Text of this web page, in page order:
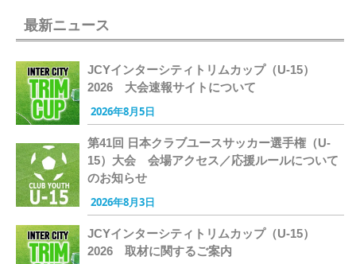
最新ニュース
JCYインターシティトリムカップ（U-15）
2026 大会速報サイトについて
2026年8月5日
第41回 日本クラブユースサッカー選手権（U-
15）大会 会場アクセス／応援ルールについて
のお知らせ
2026年8月3日
JCYインターシティトリムカップ（U-15）
2026 取材に関するご案内